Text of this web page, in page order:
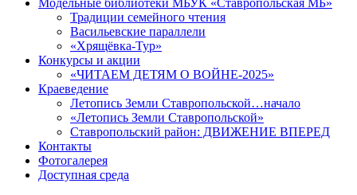
Модельные библиотеки МБУК «Ставропольская МБ»
Традиции семейного чтения
Васильевские параллели
«Хрящёвка-Тур»
Конкурсы и акции
«ЧИТАЕМ ДЕТЯМ О ВОЙНЕ-2025»
Краеведение
Летопись Земли Ставропольской…начало
«Летопись Земли Ставропольской»
Ставропольский район: ДВИЖЕНИЕ ВПЕРЕД
Контакты
Фотогалерея
Доступная среда